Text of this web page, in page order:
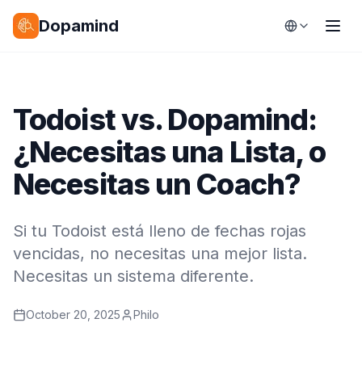
Dopamind
Todoist vs. Dopamind:
¿Necesitas una Lista, o
Necesitas un Coach?
Si tu Todoist está lleno de fechas rojas
vencidas, no necesitas una mejor lista.
Necesitas un sistema diferente.
October 20, 2025 Philo